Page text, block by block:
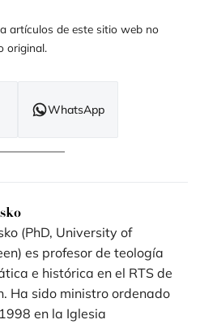
artículos de este sitio web no
original.
WhatsApp
(se
(PhD, University of
es profesor de teología
e histórica en el RTS de
Ha sido ministro ordenado
en la Iglesia